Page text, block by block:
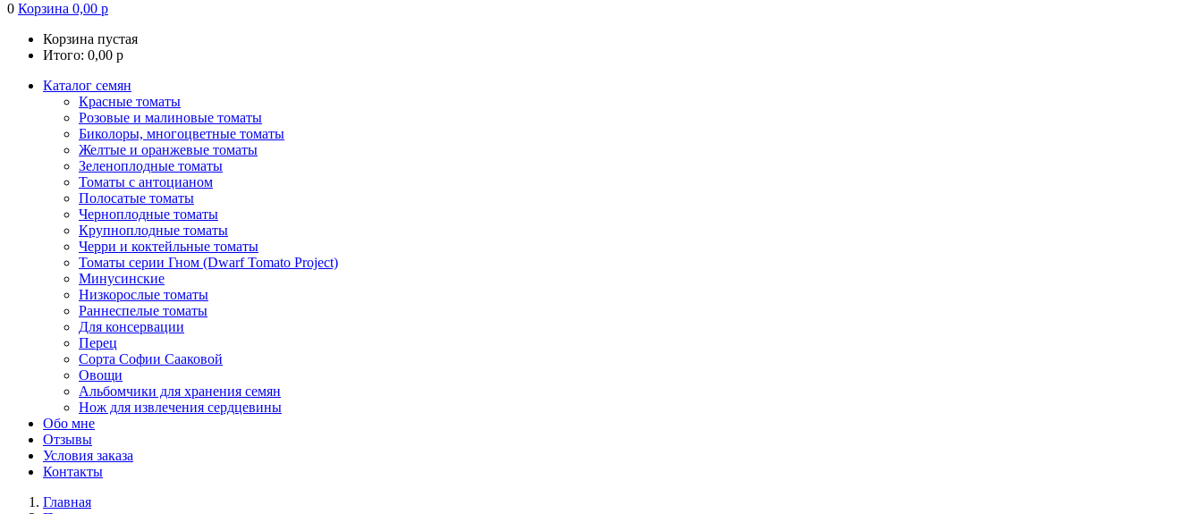
0 Корзина 0,00 р
Корзина пустая
Итого: 0,00 р
Каталог семян
Красные томаты
Розовые и малиновые томаты
Биколоры, многоцветные томаты
Желтые и оранжевые томаты
Зеленоплодные томаты
Томаты с антоцианом
Полосатые томаты
Черноплодные томаты
Крупноплодные томаты
Черри и коктейльные томаты
Томаты серии Гном (Dwarf Tomato Project)
Минусинские
Низкорослые томаты
Раннеспелые томаты
Для консервации
Перец
Сорта Софии Сааковой
Овощи
Альбомчики для хранения семян
Нож для извлечения сердцевины
Обо мне
Отзывы
Условия заказа
Контакты
Главная